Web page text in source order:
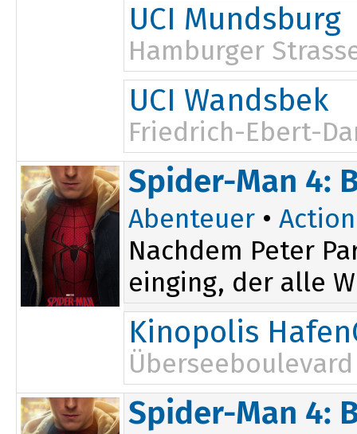
UCI Mundsburg
Hamburger
UCI Wandsbek
Friedrich-Ebert-
Spider-Man 4:
Abenteuer • Action
Nachdem Peter
einging, der alle
Kinopolis
Überseeboulevard
17:00
20:30
Spider-Man 4: